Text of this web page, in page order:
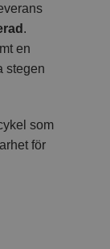
.
en
stegen
som
för